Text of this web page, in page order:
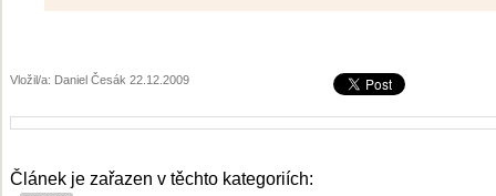
Vložil/a: Daniel Česák 22.12.2009
Článek je zařazen v těchto kategoriích: